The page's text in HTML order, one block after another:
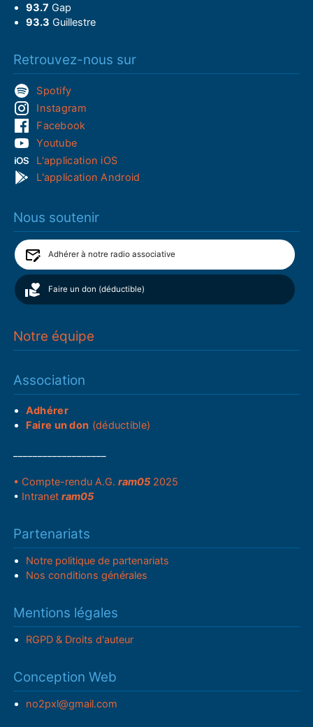
93.7 Gap
93.3 Guillestre
Retrouvez-nous sur
Spotify
Instagram
Facebook
Youtube
L'application iOS
L'application Android
Nous soutenir
Adhérer à notre radio associative
Faire un don (déductible)
Notre équipe
Association
Adhérer
Faire un don (déductible)
• Compte-rendu A.G.ram05 2025
• Intranetram05
Partenariats
Notre politique de partenariats
Nos conditions générales
Mentions légales
RGPD & Droits d'auteur
Conception Web
no2pxl@gmail.com